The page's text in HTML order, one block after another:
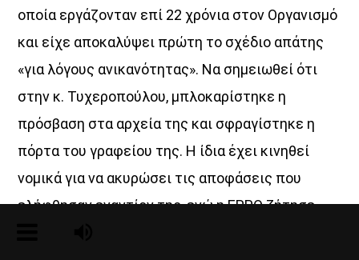
οποία εργάζονταν επί 22 χρόνια στον Οργανισµό
και είχε αποκαλύψει πρώτη το σχέδιο απάτης
«για λόγους ανικανότητας». Να σηµειωθεί ότι
στην κ. Τυχεροπούλου, µπλοκαρίστηκε η
πρόσβαση στα αρχεία της και σφραγίστηκε η
πόρτα του γραφείου της. Η ίδια έχει κινηθεί
νοµικά για να ακυρώσει τις αποφάσεις που
ελήφθησαν εναντίον της, ενώ η EPPO ζήτησε